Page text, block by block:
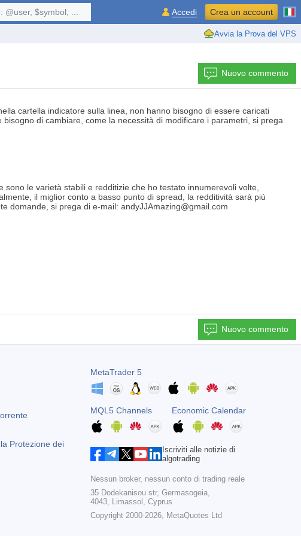
Avvia la Prova del VPS
@user, $symbol, ... Accedi Crea un account
Nuovo commento
cartella indicatore sulla linea, non hanno bisogno di essere caricati
di cambiare, come la necessità di modificare i parametri, si prega
sono le varietà stabili e redditizie che ho testato innumerevoli volte,
il miglior conto a basso punto di spread, la redditività sarà più
domande, si prega di e-mail: andyJJAmazing@gmail.com
Nuovo commento
Protezione dei
MetaTrader 5
MQL5 Channels Economic Calendar
Iscriviti alle notizie di
algotrading
Nessun broker, nessun conto di trading reale
35 Dodekanisou str, Germasogeia,
4043, Limassol, Cyprus
Copyright 2000-2026,
MetaQuotes Ltd